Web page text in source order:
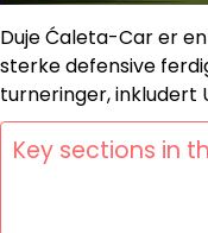
Duje Ćaleta-Car er
sterke defensive
turneringer, inkludert
Key sections in